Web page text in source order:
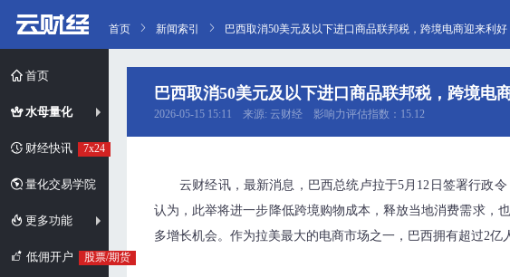
首页
水母量化
财经快讯 7x24
量化交易学院
更多功能
低佣开户 股票/期货
首页 新闻索引 巴西取消50美元及以下进口商品联邦税，跨境电商迎来利好
巴西取消50美元及以下进口商品联邦税，跨境电
2026-05-15 15:11 来源: 云财经 影响力评估指数：15.12
云财经讯，最新消息，巴西总统卢拉于5月12日签署行政
认为，此举将进一步降低跨境购物成本，释放当地消费需求，
多增长机会。作为拉美最大的电商市场之一，巴西拥有超过2亿